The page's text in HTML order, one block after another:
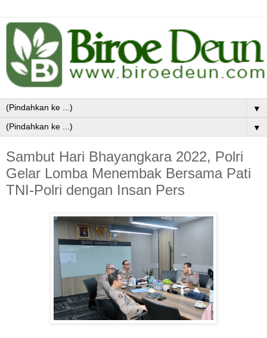
▼
▼
Sambut Hari Bhayangkara 2022, Polri
Gelar Lomba Menembak Bersama Pati
TNI-Polri dengan Insan Pers